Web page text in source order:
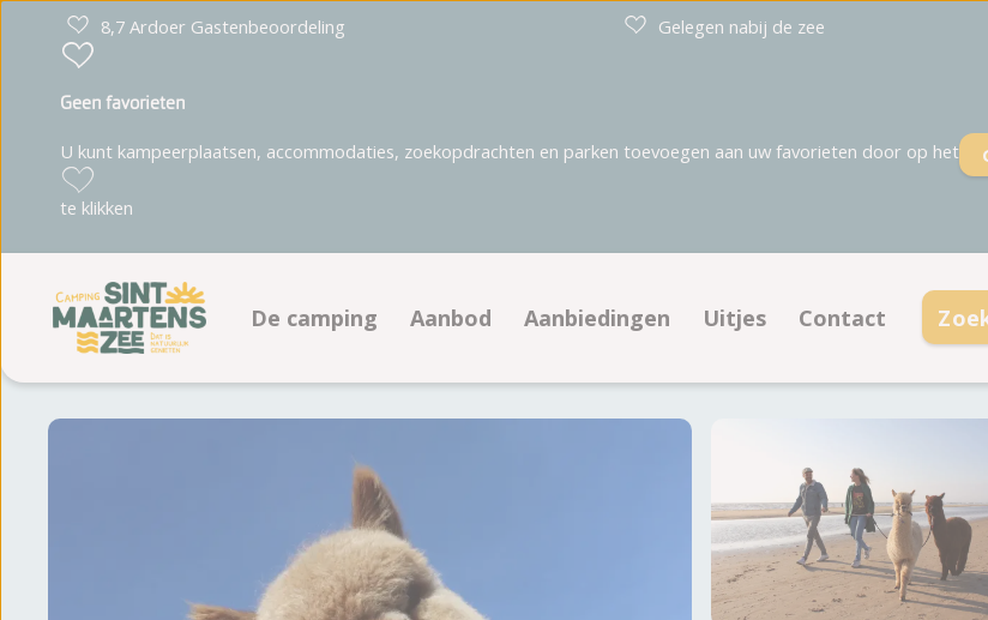
8,7 Ardoer Gastenbeoordeling Gelegen nabij de zee
Geen favorieten
U kunt kampeerplaatsen, accommodaties, zoekopdrachten en parken toevoegen aan uw favorieten door op het
te klikken
De camping
Faciliteiten
Fotoalbum
Beoordelingen
Brochure
Aanbod
Kampeerplaatsen
Aanbiedingen
Aanbiedingen kampeerplaatsen
Aanbiedingen accommodaties
Uitjes Contact
Contactinformatie
Veelgestelde